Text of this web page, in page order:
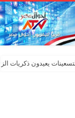
يعيدون ذكريات